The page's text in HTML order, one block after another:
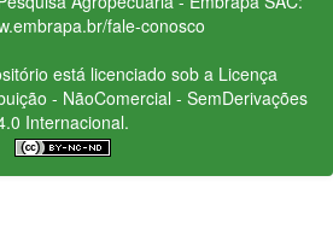
fale-conosco
está licenciado sob a Licença
- NãoComercial - SemDerivações
Internacional.